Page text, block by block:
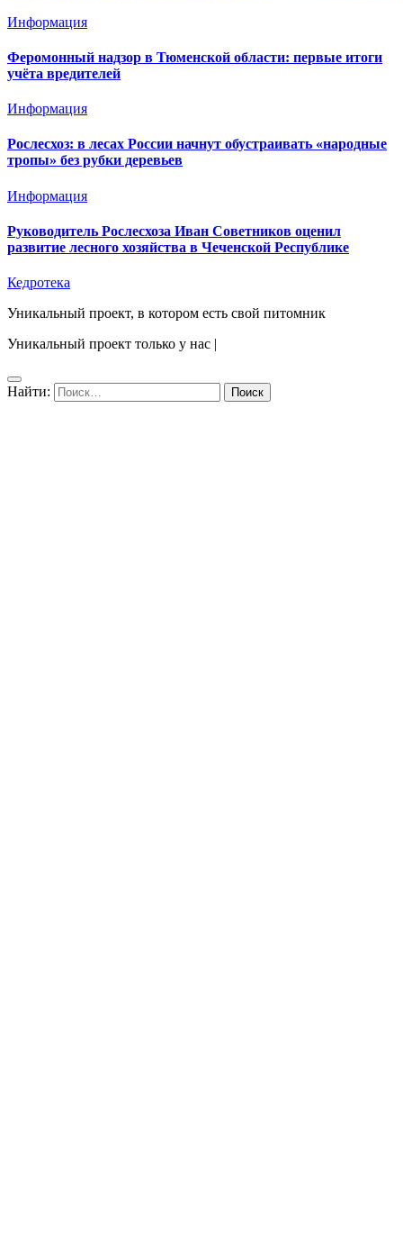
Информация
Феромонный надзор в Тюменской области: первые итоги
учёта вредителей
Информация
Рослесхоз: в лесах России начнут обустраивать «народные
тропы» без рубки деревьев
Информация
Руководитель Рослесхоза Иван Советников оценил
развитие лесного хозяйства в Чеченской Республике
Кедротека
Уникальный проект, в котором есть свой питомник
Уникальный проект только у нас |
Найти: